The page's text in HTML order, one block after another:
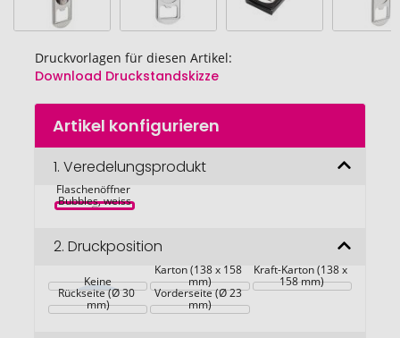
Druckvorlagen für diesen Artikel:
Download Druckstandskizze
Zum
Anfang
Bildgalerie
springen
Artikel konfigurieren
1. Veredelungsprodukt
Flaschenöffner
Bubbles, weiss
2. Druckposition
Keine
Karton (138 x 158
mm)
Kraft-Karton (138 x
158 mm)
Rückseite (Ø 30
mm)
Vorderseite (Ø 23
mm)